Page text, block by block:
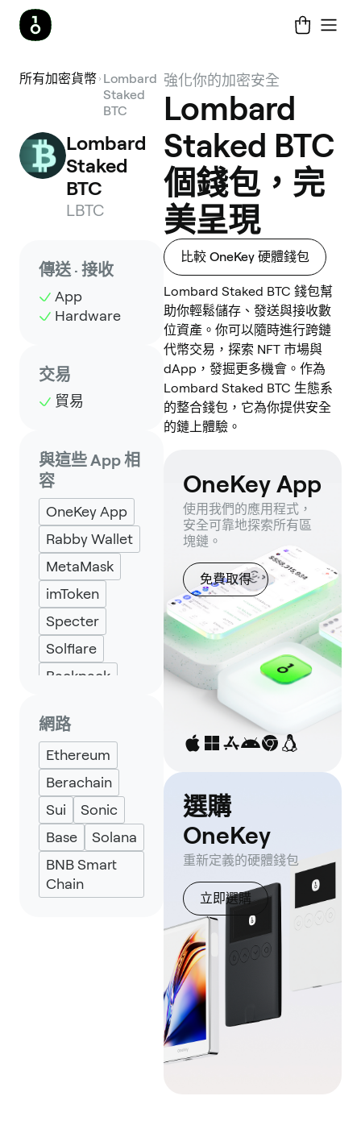
所有加密貨幣 Lombard
Staked
BTC
Lombard
Staked
BTC
LBTC
傳送 · 接收
App
Hardware
交易
貿易
與這些 App 相
容
OneKey App
Rabby Wallet
MetaMask
imToken
Specter
Solflare
Backpack
UniSat
網路
Ethereum
Berachain
Sui
Sonic
Base
Solana
BNB Smart
Chain
強化你的加密安全
Lombard
Staked BTC
個錢包，完
美呈現
比較 OneKey 硬體錢包
Lombard Staked BTC 錢包幫
助你輕鬆儲存、發送與接收數
位資產。你可以隨時進行跨鏈
代幣交易，探索 NFT 市場與
dApp，發掘更多機會。作為
Lombard Staked BTC 生態系
的整合錢包，它為你提供安全
的鏈上體驗。
OneKey App
使用我們的應用程式，
安全可靠地探索所有區
塊鏈。
免費取得
選購
OneKey
重新定義的硬體錢包
立即選購